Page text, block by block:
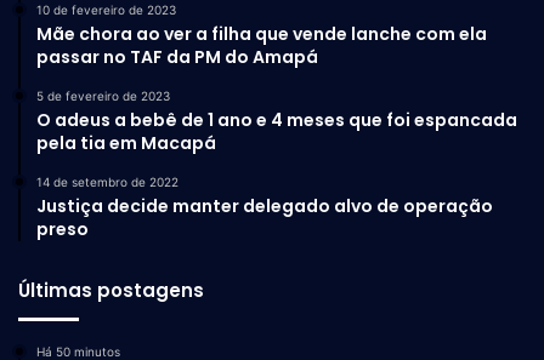
O material enviado informa bancos com ventilação,
aquecimento e massagem, além de mesas dobráveis,
refrigerador e tela traseira de entretenimento de 17,3
polegadas. É um pacote pensado para transformar a
minivan em sala móvel para viagens e deslocamentos
Dimensões reforçam
proposta de minivan familiar
de porte médio
10 de fevereiro de 2023
Mãe chora ao ver a filha que vende lanche com ela
passar no TAF da PM do Amapá
5 de fevereiro de 2023
O adeus a bebê de 1 ano e 4 meses que foi espancada
pela tia em Macapá
14 de setembro de 2022
Justiça decide manter delegado alvo de operação
preso
Últimas postagens
Há 50 minutos